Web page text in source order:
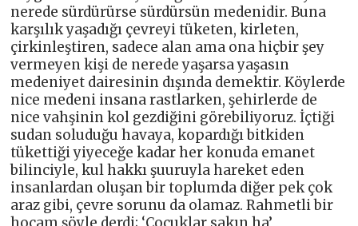
nerede sürdürürse sürdürsün medenidir. Buna
karşılık yaşadığı çevreyi tüketen, kirleten,
çirkinleştiren, sadece alan ama ona hiçbir şey
vermeyen kişi de nerede yaşarsa yaşasın
medeniyet dairesinin dışında demektir. Köylerde
nice medeni insana rastlarken, şehirlerde de
nice vahşinin kol gezdiğini görebiliyoruz. İçtiği
sudan soluduğu havaya, kopardığı bitkiden
tükettiği yiyeceğe kadar her konuda emanet
bilinciyle, kul hakkı şuuruyla hareket eden
insanlardan oluşan bir toplumda diğer pek çok
araz gibi, çevre sorunu da olamaz. Rahmetli bir